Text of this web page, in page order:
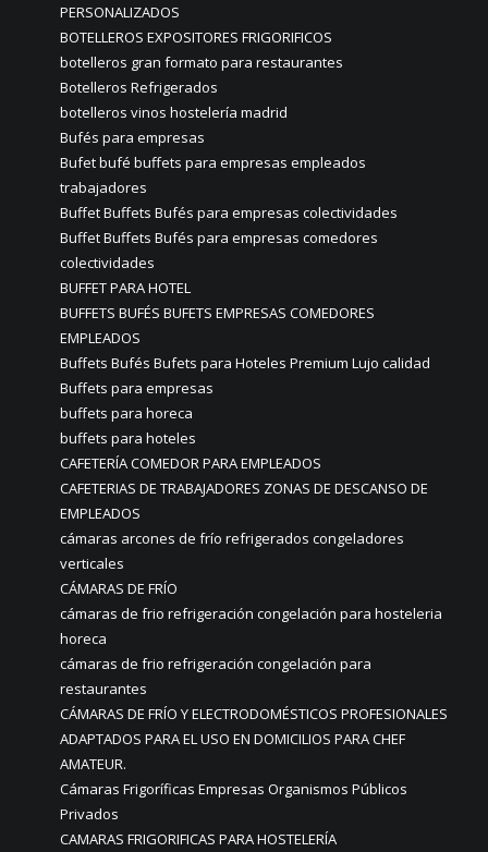
PERSONALIZADOS
BOTELLEROS EXPOSITORES FRIGORIFICOS
botelleros gran formato para restaurantes
Botelleros Refrigerados
botelleros vinos hostelería madrid
Bufés para empresas
Bufet bufé buffets para empresas empleados
trabajadores
Buffet Buffets Bufés para empresas colectividades
Buffet Buffets Bufés para empresas comedores
colectividades
BUFFET PARA HOTEL
BUFFETS BUFÉS BUFETS EMPRESAS COMEDORES
EMPLEADOS
Buffets Bufés Bufets para Hoteles Premium Lujo calidad
Buffets para empresas
buffets para horeca
buffets para hoteles
CAFETERÍA COMEDOR PARA EMPLEADOS
CAFETERIAS DE TRABAJADORES ZONAS DE DESCANSO DE
EMPLEADOS
cámaras arcones de frío refrigerados congeladores
verticales
CÁMARAS DE FRÍO
cámaras de frio refrigeración congelación para hosteleria
horeca
cámaras de frio refrigeración congelación para
restaurantes
CÁMARAS DE FRÍO Y ELECTRODOMÉSTICOS PROFESIONALES
ADAPTADOS PARA EL USO EN DOMICILIOS PARA CHEF
AMATEUR.
Cámaras Frigoríficas Empresas Organismos Públicos
Privados
CAMARAS FRIGORIFICAS PARA HOSTELERÍA